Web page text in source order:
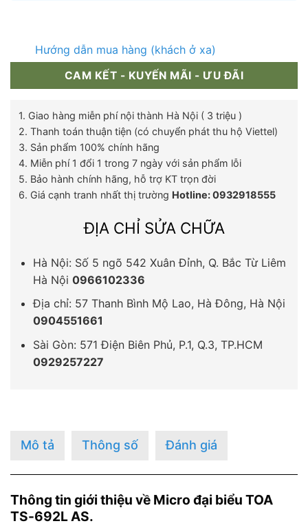
Hướng dẫn mua hàng (khách ở xa)
CAM KẾT - KUYẾN MÃI - ƯU ĐÃI
1. Giao hàng miễn phí nội thành Hà Nội ( 3 triệu )
2. Thanh toán thuận tiện (có chuyển phát thu hộ Viettel)
3. Sản phẩm 100% chính hãng
4. Miễn phí 1 đổi 1 trong 7 ngày với sản phẩm lỗi
5. Bảo hành chính hãng, hỗ trợ KT trọn đời
6. Giá cạnh tranh nhất thị trường Hotline: 0932918555
ĐỊA CHỈ SỬA CHỮA
Hà Nội: Số 5 ngõ 542 Xuân Đỉnh, Q. Bắc Từ Liêm
Hà Nội 0966102336
Địa chỉ: 57 Thanh Bình Mộ Lao, Hà Đông, Hà Nội
0904551661
Sài Gòn: 571 Điện Biên Phủ, P.1, Q.3, TP.HCM
0929257227
Mô tả Thông số Đánh giá
Thông tin giới thiệu về Micro đại biểu TOA
TS-692L AS.